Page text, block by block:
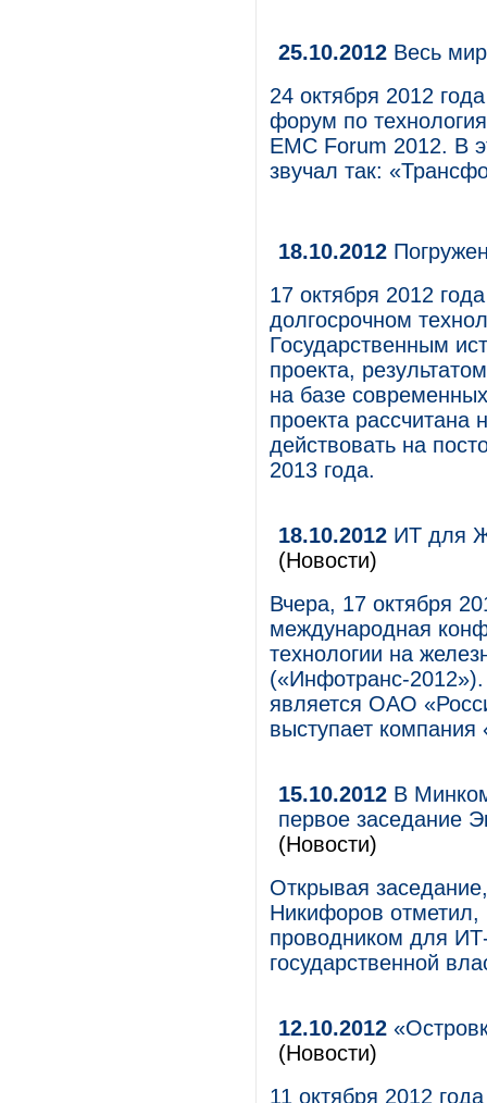
25.10.2012 Весь
24 октября 2012
форум по
EMC Forum 2012. В
звучал так:
18.10.2012
17 октября 2012
долгосрочном
Государственным
проекта,
на базе
проекта рассчитана
действовать на
2013 года.
18.10.2012 ИТ для
(Новости)
Вчера, 17 октября
международная
технологии на
(«Инфотранс-
является ОАО
выступает компания
15.10.2012 В
первое заседание
(Новости)
Открывая
Никифоров отметил,
проводником для
государственной
12.10.2012
(Новости)
11 октября 2012